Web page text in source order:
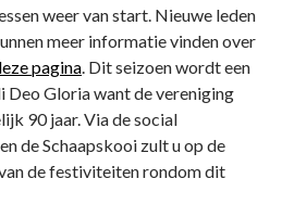
weer van start. Nieuwe leden
meer informatie vinden over
pagina. Dit seizoen wordt een
Deo Gloria want de vereniging
90 jaar. Via de social
de Schaapskooi zult u op de
de festiviteiten rondom dit